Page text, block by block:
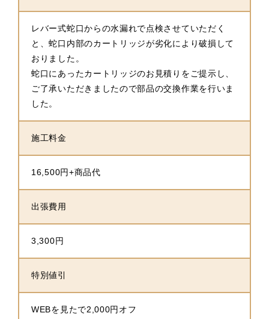
レバー式蛇口からの水漏れで点検させていただく
と、蛇口内部のカートリッジが劣化により破損して
おりました。
蛇口にあったカートリッジのお見積りをご提示し、
ご了承いただきましたので部品の交換作業を行いま
した。
施工料金
16,500円+商品代
出張費用
3,300円
特別値引
WEBを見たで2,000円オフ